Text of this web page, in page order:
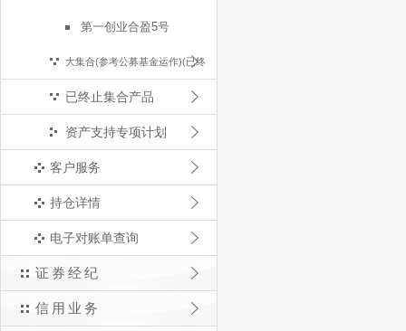
第一创业合盈5号
大集合(参考公募基金运作)(已终
止)
已终止集合产品
资产支持专项计划
客户服务
持仓详情
电子对账单查询
证券经纪
信用业务